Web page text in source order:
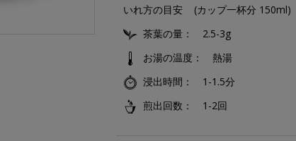
いれ方の目安
(カップ一杯分 150ml)
茶葉の量
2.5-3g
お湯の温度
熱湯
浸出時間
1-1.5分
煎出回数
1-2回